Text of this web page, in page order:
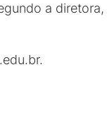
a diretora,